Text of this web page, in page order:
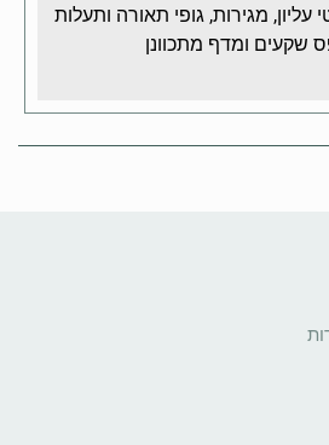
מגירות, גופי תאורה ותעלות
שקעים ומדף מתכוונן